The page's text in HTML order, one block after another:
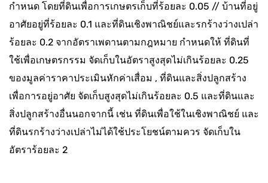
กำหนด โดยที่ดินเพื่อการเกษตรเก็บที่ร้อยละ 0.05 // บ้านที่อยู่
อาศัยอยู่ที่ร้อยละ 0.1 และที่ดินเชิงพาณิชย์และรกร้างว่างเปล่า
ร้อยละ 0.2 จากอัตราเพดานตามกฎหมาย กำหนดให้ ที่ดินที่
ใช้เพื่อเกษตรกรรม จัดเก็บในอัตราสูงสุดไม่เกินร้อยละ 0.25
ของมูลค่าราคาประเมินหักค่าเสื่อม , ที่ดินและสิ่งปลูกสร้าง
เพื่อการอยู่อาศัย จัดเก็บสูงสุดไม่เกินร้อยละ 0.5 และที่ดินและ
สิ่งปลูกสร้างอื่นนอกจากนี้ เช่น ที่ดินเพื่อใช้ในเชิงพาณิชย์ และ
ที่ดินรกร้างว่างเปล่าไม่ได้ใช้ประโยชน์ตามควร จัดเก็บใน
อัตราร้อยละ 2